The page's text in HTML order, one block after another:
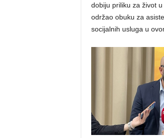
dobiju priliku za život
održao obuku za
socijalnih usluga u